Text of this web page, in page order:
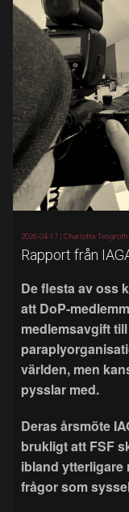
2026-04-17 | Charlotta Tengroth
Rapport från
De flesta av oss
att DoP-
medlemsavgift
världen, men
pysslar med.
Deras årsmöte
brukligt att FSF
ibland ytterligare
frågor som